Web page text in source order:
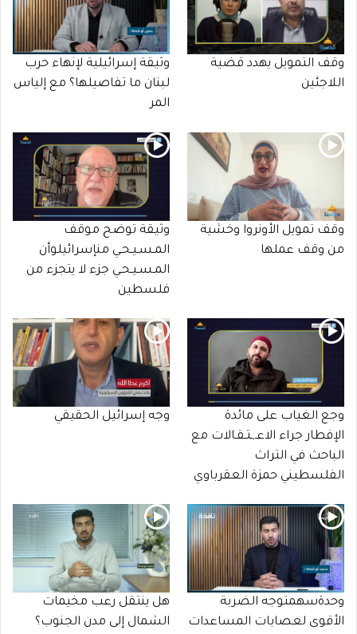
وقف التمويل يهدد قضية
اللاجئين
وثيقة إسرائيلية لإنهاء حرب
لبنان ما تفاصيلها؟ مع إلياس
المر
وقف تمويل الأونروا وخشية
من وقف عملها
وثيقة توضح موقف
المـسـيـحـي منإسرائيلوأن
المـسـيـحـي جزء لا يتجزء من
فلسطين
وجع الغياب على مائدة
الإفطار جراء الاعـ,ـتـقـالات مع
الباحث في التراث
الفلسطيني حمزة العقرباوي
وجه إسرائيل الحقيقي
وحدةسهمتوجه الضربة
الأقوى لعصابات المساعدات
هل ينتقل رعب مخيمات
الشمال إلى مدن الجنوب؟